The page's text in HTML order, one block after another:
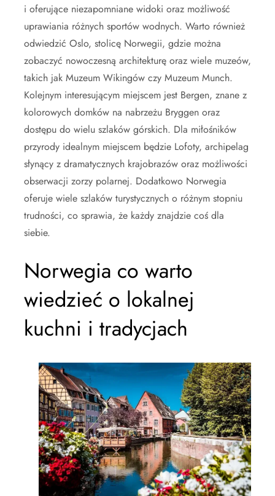
i oferujące niezapomniane widoki oraz możliwość
uprawiania różnych sportów wodnych. Warto również
odwiedzić Oslo, stolicę Norwegii, gdzie można
zobaczyć nowoczesną architekturę oraz wiele muzeów,
takich jak Muzeum Wikingów czy Muzeum Munch.
Kolejnym interesującym miejscem jest Bergen, znane z
kolorowych domków na nabrzeżu Bryggen oraz
dostępu do wielu szlaków górskich. Dla miłośników
przyrody idealnym miejscem będzie Lofoty, archipelag
słynący z dramatycznych krajobrazów oraz możliwości
obserwacji zorzy polarnej. Dodatkowo Norwegia
oferuje wiele szlaków turystycznych o różnym stopniu
trudności, co sprawia, że każdy znajdzie coś dla
siebie.
Norwegia co warto
wiedzieć o lokalnej
kuchni i tradycjach